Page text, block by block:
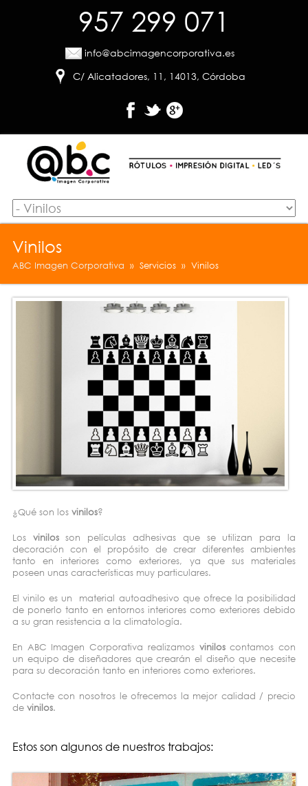
957 299 071
info@abcimagencorporativa.es
C/ Alicatadores, 11, 14013, Córdoba
Vinilos
ABC Imagen Corporativa » Servicios » Vinilos
¿Qué son losvinilos?
Los vinilosson películas adhesivas que se utilizan para la
decoración con el propósito de crear diferentes ambientes
tanto en interiores como exteriores, ya que sus materiales
poseen unas características muy particulares.
El vinilo es un material autoadhesivo que ofrece la posibilidad
de ponerlo tanto en entornos interiores como exteriores debido
a su gran resistencia a la climatología.
En ABC Imagen Corporativa realizamos viniloscontamos con
un equipo de diseñadores que crearán el diseño que necesite
para su decoración tanto en interiores como exteriores.
Contacte con nosotros le ofrecemos la mejor calidad / precio
de vinilos.
Estos son algunos de nuestros trabajos: